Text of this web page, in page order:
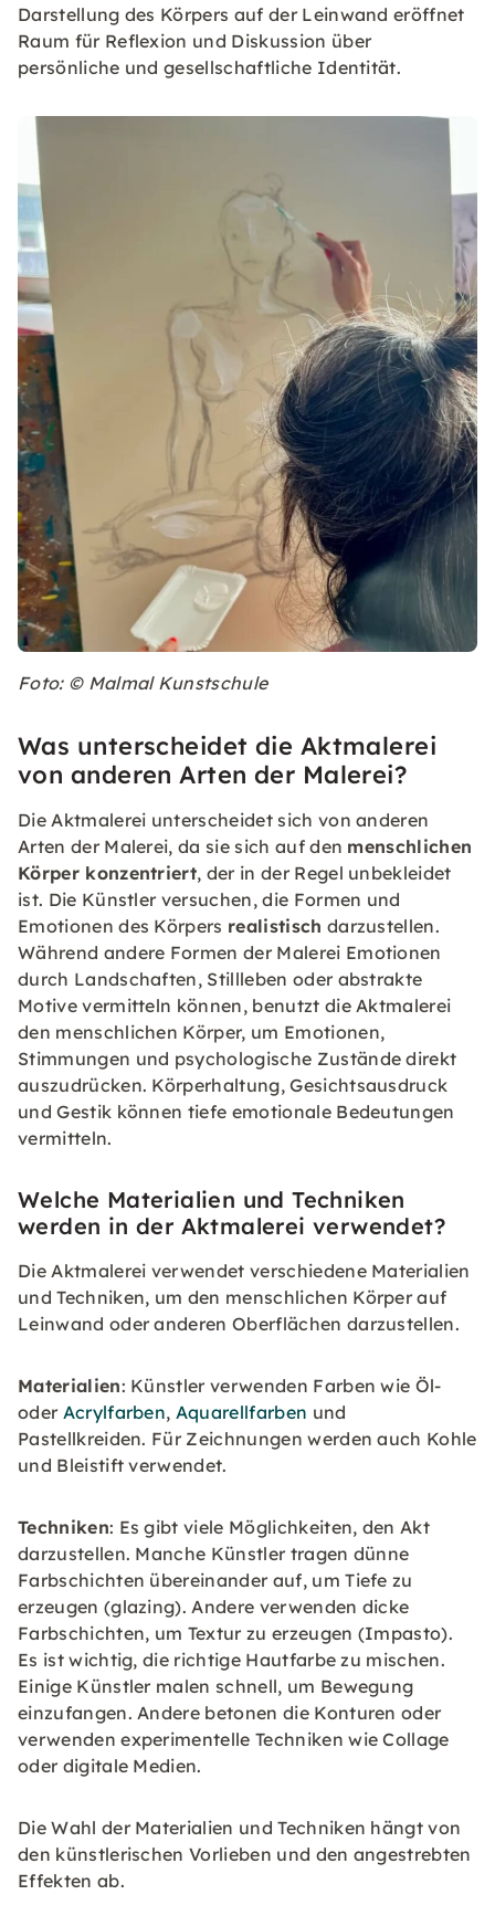
Darstellung des Körpers auf der Leinwand eröffnet
Raum für Reflexion und Diskussion über
persönliche und gesellschaftliche Identität.
Foto: © Malmal Kunstschule
Was unterscheidet die Aktmalerei
von anderen Arten der Malerei?
Die Aktmalerei unterscheidet sich von anderen
Arten der Malerei, da sie sich auf den menschlichen
Körper konzentriert, der in der Regel unbekleidet
ist. Die Künstler versuchen, die Formen und
Emotionen des Körpers realistisch darzustellen.
Während andere Formen der Malerei Emotionen
durch Landschaften, Stillleben oder abstrakte
Motive vermitteln können, benutzt die Aktmalerei
den menschlichen Körper, um Emotionen,
Stimmungen und psychologische Zustände direkt
auszudrücken. Körperhaltung, Gesichtsausdruck
und Gestik können tiefe emotionale Bedeutungen
vermitteln.
Welche Materialien und Techniken
werden in der Aktmalerei verwendet?
Die Aktmalerei verwendet verschiedene Materialien
und Techniken, um den menschlichen Körper auf
Leinwand oder anderen Oberflächen darzustellen.
Materialien: Künstler verwenden Farben wie Öl-
oder Acrylfarben, Aquarellfarben und
Pastellkreiden. Für Zeichnungen werden auch Kohle
und Bleistift verwendet.
Techniken: Es gibt viele Möglichkeiten, den Akt
darzustellen. Manche Künstler tragen dünne
Farbschichten übereinander auf, um Tiefe zu
erzeugen (glazing). Andere verwenden dicke
Farbschichten, um Textur zu erzeugen (Impasto).
Es ist wichtig, die richtige Hautfarbe zu mischen.
Einige Künstler malen schnell, um Bewegung
einzufangen. Andere betonen die Konturen oder
verwenden experimentelle Techniken wie Collage
oder digitale Medien.
Die Wahl der Materialien und Techniken hängt von
den künstlerischen Vorlieben und den angestrebten
Effekten ab.